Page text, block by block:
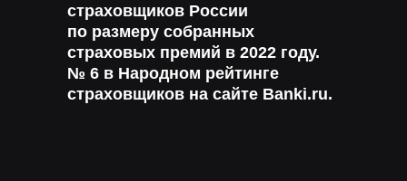
страховщиков России
по размеру собранных
страховых премий в 2022 году.
№ 6 в Народном рейтинге
страховщиков на сайте Banki.ru.